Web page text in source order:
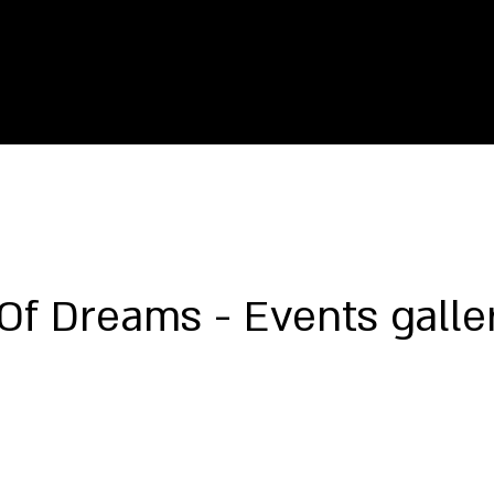
Dreams - Events